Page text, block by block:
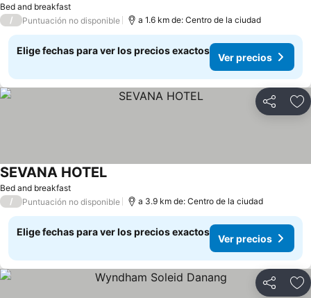
Bed and breakfast
Ver precios
/ Puntuación no disponible a 1.6 km de: Centro de la ciudad
Elige fechas para ver los precios exactos
Ver precios
Compartir
Bed and breakfast
SEVANA HOTELVer precios
/ Puntuación no disponible a 3.9 km de: Centro de la ciudad
Elige fechas para ver los precios exactos
Ver precios
Compartir